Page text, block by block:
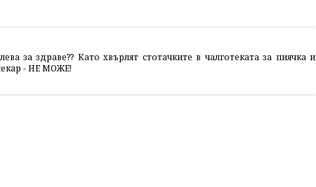
за здраве?? Като хвърлят стотачките в чалготеката за пиячка и
- НЕ МОЖЕ!